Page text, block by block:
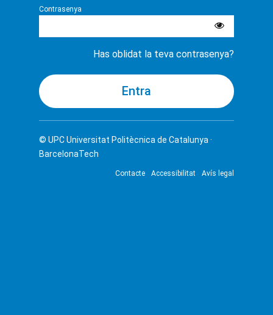
Contrasenya
Has oblidat la teva contrasenya?
© UPCUniversitat Politècnica de Catalunya ·
BarcelonaTech
Contacte Accessibilitat Avís legal